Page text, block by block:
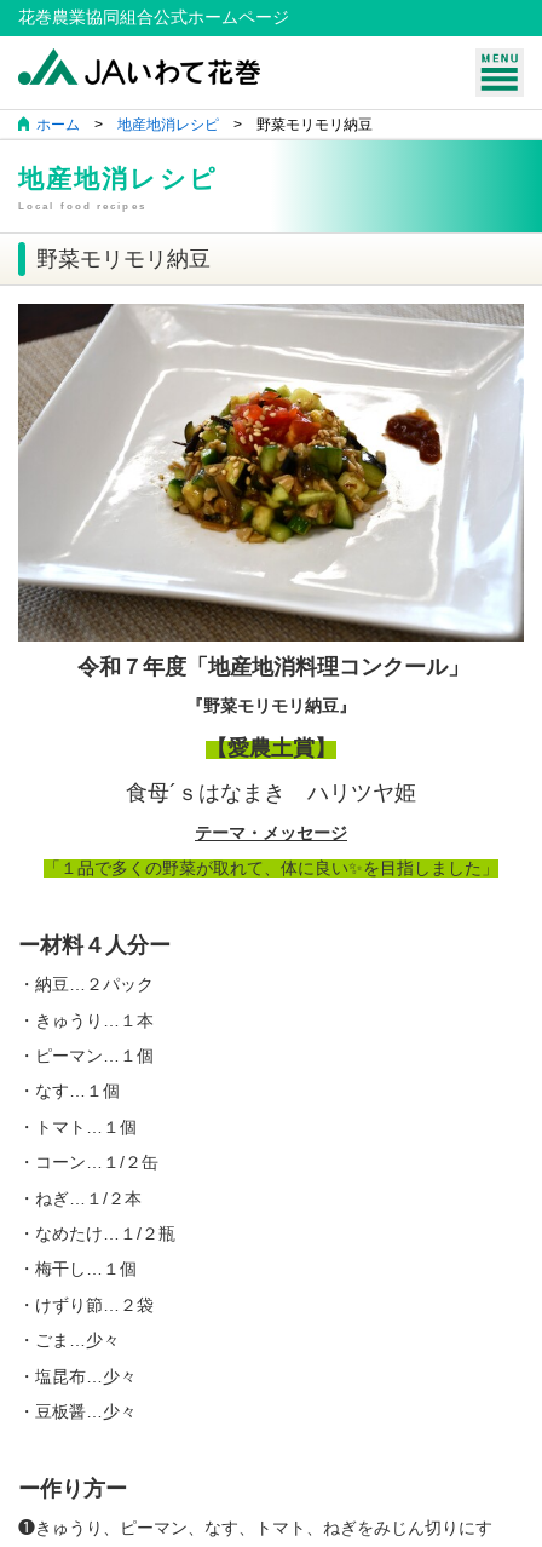
花巻農業協同組合公式ホームページ
ホーム > 地産地消レシピ > 野菜モリモリ納豆
地産地消レシピ
Local food recipes
野菜モリモリ納豆
令和７年度「地産地消料理コンクール」
『野菜モリモリ納豆』
【愛農土賞】
食母´ｓはなまき ハリツヤ姫
テーマ・メッセージ
「１品で多くの野菜が取れて、体に良い✨を目指しました」
ー材料４人分ー
・納豆…２パック
・きゅうり…１本
・ピーマン…１個
・なす…１個
・トマト…１個
・コーン…１/２缶
・ねぎ…１/２本
・なめたけ…１/２瓶
・梅干し…１個
・けずり節…２袋
・ごま…少々
・塩昆布…少々
・豆板醤…少々
ー作り方ー
❶きゅうり、ピーマン、なす、トマト、ねぎをみじん切りにす